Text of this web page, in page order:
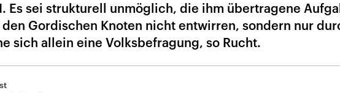
Es sei strukturell unmöglich, die ihm übertragene
den Gordischen Knoten nicht entwirren, sondern nur
sich allein eine Volksbefragung, so Rucht.